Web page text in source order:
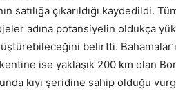
çıkarıldığı kaydedildi.
adına potansiyelin oldukça
belirtti.
ise yaklaşık 200 km olan
kıyı şeridine sahip olduğu